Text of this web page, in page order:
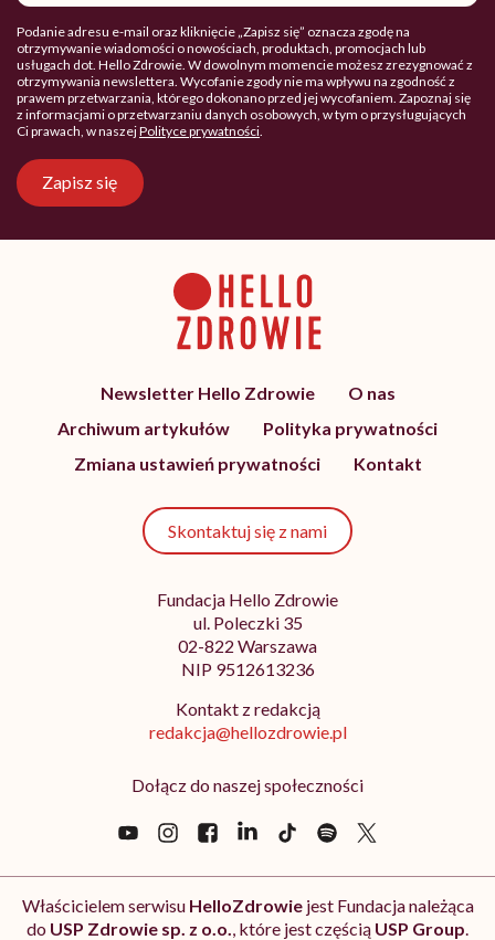
Podanie adresu e-mail oraz kliknięcie „Zapisz się” oznacza zgodę na
otrzymywanie wiadomości o nowościach, produktach, promocjach lub
usługach dot. Hello Zdrowie. W dowolnym momencie możesz zrezygnować z
otrzymywania newslettera. Wycofanie zgody nie ma wpływu na zgodność z
prawem przetwarzania, którego dokonano przed jej wycofaniem. Zapoznaj się
z informacjami o przetwarzaniu danych osobowych, w tym o przysługujących
Ci prawach, w naszejPolityce prywatności
Zapisz się
Newsletter Hello Zdrowie
O nas
Archiwum artykułów
Polityka prywatności
Zmiana ustawień prywatności
Kontakt
Skontaktuj się z nami
Fundacja Hello Zdrowie
ul. Poleczki 35
02-822 Warszawa
NIP 9512613236
Kontakt z redakcją
redakcja@hellozdrowie.pl
Dołącz do naszej społeczności
Właścicielem serwisu HelloZdrowiejest Fundacja należąca
do USP Zdrowie sp. z o.o., które jest częścią USP Group.